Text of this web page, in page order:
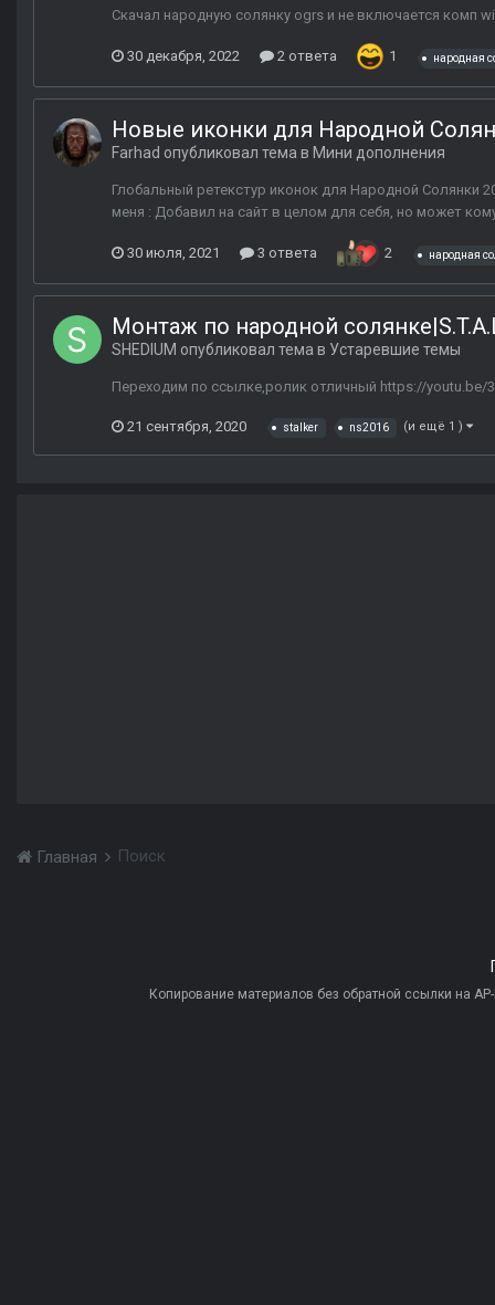
Скачал народную солянку ogrs и не включается комп
30 декабря, 2022 2 ответа 1 народная
Новые иконки для Народной
Farhad опубликовал тема в Мини дополнения
Глобальный ретекстур иконок для Народной Солянки
меня : Добавил на сайт в целом для себя, но может
30 июля, 2021 3 ответа 2 народная
Монтаж по народной
SHEDIUM опубликовал тема в Устаревшие темы
Переходим по ссылке,ролик отличный https://youtu.be/
21 сентября, 2020 stalker ns2016 (и ещё 1 )
Главная Поиск
Копирование материалов без обратной ссылки на